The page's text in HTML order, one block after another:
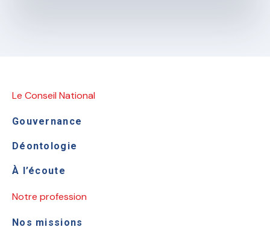
Le Conseil National
Gouvernance
Déontologie
À l’écoute
Notre profession
Nos missions